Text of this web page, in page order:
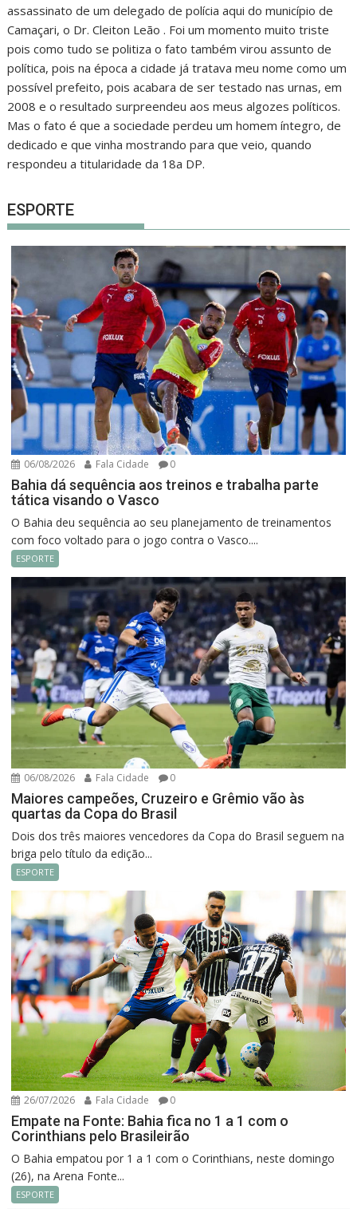
assassinato de um delegado de polícia aqui do município de
Camaçari, o Dr. Cleiton Leão . Foi um momento muito triste
pois como tudo se politiza o fato também virou assunto de
política, pois na época a cidade já tratava meu nome como um
possível prefeito, pois acabara de ser testado nas urnas, em
2008 e o resultado surpreendeu aos meus algozes políticos.
Mas o fato é que a sociedade perdeu um homem íntegro, de
dedicado e que vinha mostrando para que veio, quando
respondeu a titularidade da 18a DP.
ESPORTE
06/08/2026 Fala Cidade 0
Bahia dá sequência aos treinos e trabalha parte
tática visando o Vasco
O Bahia deu sequência ao seu planejamento de treinamentos
com foco voltado para o jogo contra o Vasco....
ESPORTE
06/08/2026 Fala Cidade 0
Maiores campeões, Cruzeiro e Grêmio vão às
quartas da Copa do Brasil
Dois dos três maiores vencedores da Copa do Brasil seguem na
briga pelo título da edição...
ESPORTE
26/07/2026 Fala Cidade 0
Empate na Fonte: Bahia fica no 1 a 1 com o
Corinthians pelo Brasileirão
O Bahia empatou por 1 a 1 com o Corinthians, neste domingo
(26), na Arena Fonte...
ESPORTE